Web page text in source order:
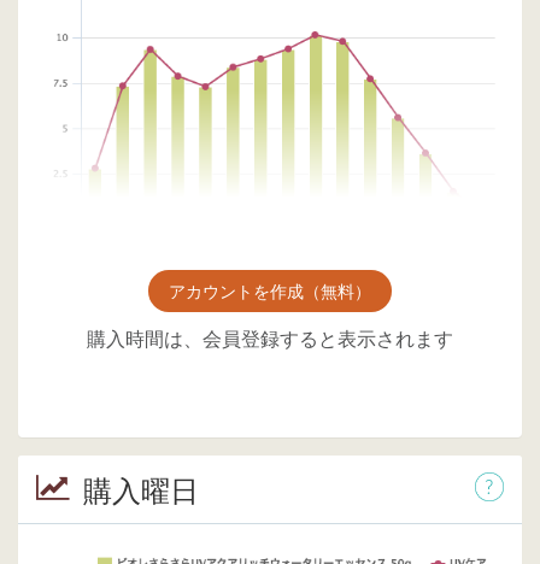
アカウントを作成（無料）
購入時間は、会員登録すると表示されます
購入曜日